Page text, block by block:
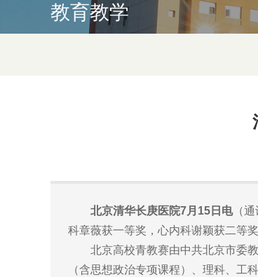
教育教学
北京清华长庚医院7月15日电（通
科章薇获一等奖，心内科谢颖获二等
北京高校青教赛由中共北京市委教
（含思想政治专项课程）、理科、